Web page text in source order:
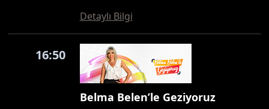
Detaylı Bilgi
16:50
Belma Belen’le Geziyoruz